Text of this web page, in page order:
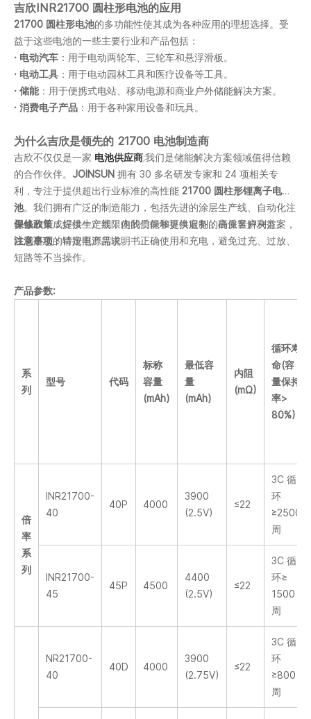
吉欣INR21700 圆柱形电池的应用
21700 圆柱形电池的多功能性使其成为各种应用的理想选择。受
益于这些电池的一些主要行业和产品包括：
· 电动汽车 ：用于电动两轮车、三轮车和悬浮滑板。
· 电动工具 ：用于电动园林工具和医疗设备等工具。
· 储能：用于便携式电站、移动电源和商业户外储能解决方案。
· 消费电子产品 ：用于各种家用设备和玩具。
为什么吉欣是领先的 21700 电池制造商
吉欣不仅仅是一家 电池供应商;我们是储能解决方案领域值得信赖
的合作伙伴。 JOINSUN 拥有 30 多名研发专家和 24 项相关专
利，专注于提供超出行业标准的高性能 21700 圆柱形锂离子电
池。我们拥有广泛的制造能力，包括先进的涂层生产线、自动化注
塑线和集成焊接生产线，使我们能够提供定制的高质量解决方案，
以满足您的特定电源需求。
保修政策：提供一定期限内的质保和更换服务，确保客户利益。
注意事项：请按照产品说明书正确使用和充电，避免过充、过放、
短路等不当操作。
产品参数:
系
列
型号 代码
标称
容量
(mAh)
最低容
量
(mAh)
内阻
(mΩ)
循环寿
命(容
量保持
率>
80%)
倍
率
系
列
INR21700-
40
40P 4000
3900
(2.5V)
≤22
3C 循
环
≥2500
周
INR21700-
45
45P 4500
4400
(2.5V)
≤22
3C 循
环≥
1500
周
NR21700-
40
40D 4000
3900
(2.75V)
≤22
3C 循
环
≥800
周